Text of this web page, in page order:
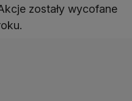
zostały wycofane